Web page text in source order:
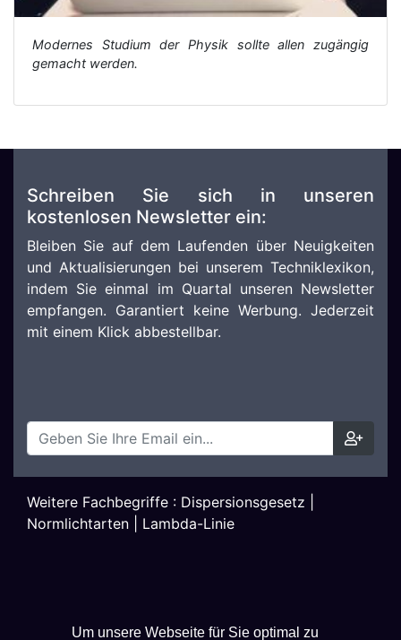
Um unsere Webseite für Sie optimal zu
Modernes Studium der Physik sollte allen zugängig
gemacht werden.
Schreiben Sie sich in unseren
kostenlosen Newsletter ein:
Bleiben Sie auf dem Laufenden über Neuigkeiten
und Aktualisierungen bei unserem Techniklexikon,
indem Sie einmal im Quartal unseren Newsletter
empfangen. Garantiert keine Werbung. Jederzeit
mit einem Klick abbestellbar.
Weitere Fachbegriffe : Dispersionsgesetz
Normlichtarten
Lambda-Linie